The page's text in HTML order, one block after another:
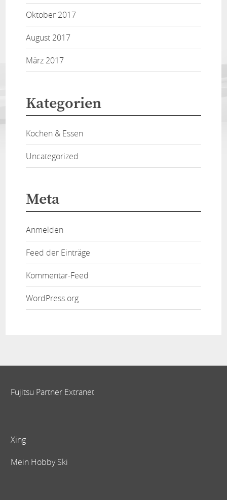
Oktober 2017
August 2017
März 2017
Kategorien
Kochen & Essen
Uncategorized
Meta
Anmelden
Feed der Einträge
Kommentar-Feed
WordPress.org
Fujitsu Partner Extranet
Xing
Mein Hobby Ski